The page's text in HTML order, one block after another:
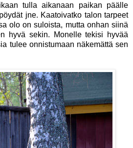
tulla aikanaan paikan päälle
jne. Kaatoivatko talon tarpeet
olo on suloista, mutta onhan siinä
hyvä sekin. Monelle tekisi hyvää
tulee onnistumaan näkemättä sen